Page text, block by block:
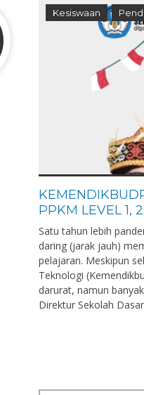
Kesiswaan
PPKM LEVEL 1,
Satu tahun lebih
daring (jarak jauh)
pelajaran. Meskipun
Teknologi
darurat, namun
Direktur Sekolah